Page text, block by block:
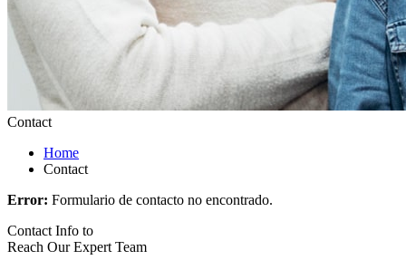
Contact
Home
Contact
Error: Formulario de contacto no encontrado.
Contact Info to
Reach Our Expert Team